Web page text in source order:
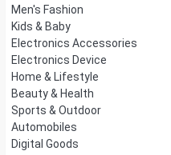
Men's Fashion
Kids & Baby
Electronics Accessories
Electronics Device
Home & Lifestyle
Beauty & Health
Sports & Outdoor
Automobiles
Digital Goods